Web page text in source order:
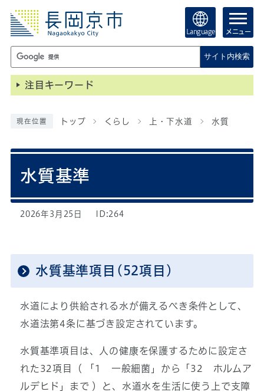
Language メニュー
サイト内検索
注目キーワード
現在位置 トップ くらし 上・下水道 水質
水質基準
2026年3月25日 ID:264
水質基準項目(52項目)
水道により供給される水が備えるべき条件として、
水道法第4条に基づき設定されています。
水質基準項目は、人の健康を保護するために設定さ
れた32項目（ 「1 一般細菌」から「32 ホルムア
ルデヒド」まで ）と、水道水を生活に使う上で支障